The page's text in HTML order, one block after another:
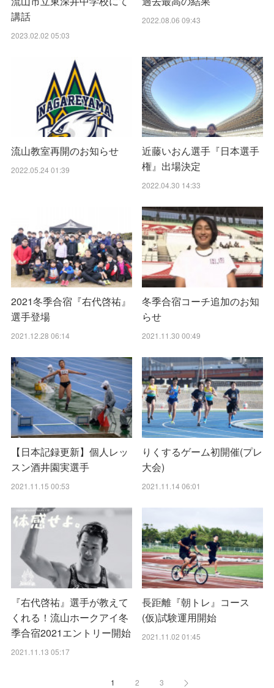
講話
2023.02.02 05:03
2022.08.06 09:43
流山教室再開のお知らせ
2022.05.24 01:39
近藤いおん選手『日本選手
権』出場決定
2022.04.30 14:33
2021冬季合宿『右代啓祐』
選手登場
2021.12.28 06:14
冬季合宿コーチ追加のお知
らせ
2021.11.30 00:49
【日本記録更新】個人レッ
スン酒井園実選手
2021.11.15 00:53
りくするゲーム初開催(プレ
大会)
2021.11.14 06:01
『右代啓祐』選手が教えて
くれる！流山ホークアイ冬
季合宿2021エントリー開始
2021.11.13 05:17
長距離『朝トレ』コース
(仮)試験運用開始
2021.11.02 01:45
1 2 3